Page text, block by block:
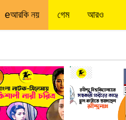
eআরকি নয় গেম আরও